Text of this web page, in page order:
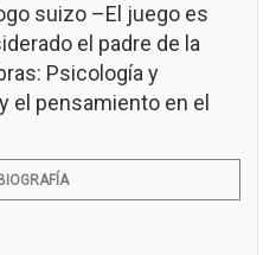
suizo –El juego es
el padre de la
Psicología y
el pensamiento en el